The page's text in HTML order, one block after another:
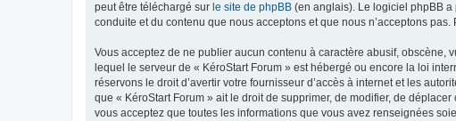
peut être téléchargé sur le site de phpBB (en anglais). Le logiciel phpBB
conduite et du contenu que nous acceptons et que nous n’acceptons
Vous acceptez de ne publier aucun contenu à caractère abusif,
lequel le serveur de « KéroStart Forum » est hébergé ou encore la loi
réservons le droit d’avertir votre fournisseur d’accès à internet et les
que « KéroStart Forum » ait le droit de supprimer, de modifier, de
vous acceptez que toutes les informations que vous avez renseignées